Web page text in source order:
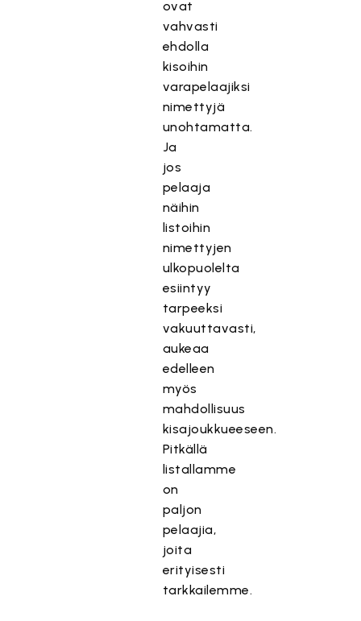
ovat
vahvasti
ehdolla
kisoihin
varapelaajiksi
nimettyjä
unohtamatta.
Ja
jos
pelaaja
näihin
listoihin
nimettyjen
ulkopuolelta
esiintyy
tarpeeksi
vakuuttavasti,
aukeaa
edelleen
myös
mahdollisuus
kisajoukkueeseen.
Pitkällä
listallamme
on
paljon
pelaajia,
joita
erityisesti
tarkkailemme.